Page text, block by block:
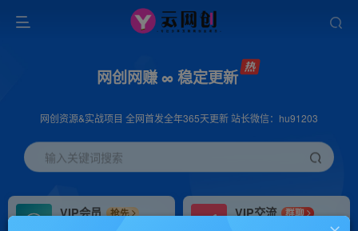
网创网赚 ∞ 稳定更新
网创资源&实战项目 全网首发全年365天更新 站长微信：hu91203
输入关键词搜索
VIP会员
抢先
VIP交流
群聊